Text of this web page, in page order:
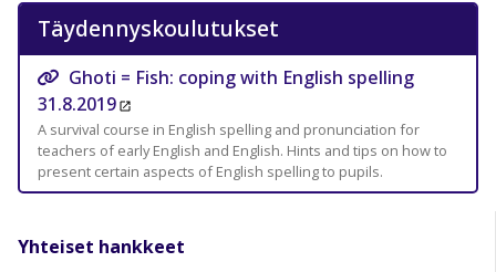
Täydennyskoulutukset
Ghoti = Fish: coping with English spelling
31.8.2019
A survival course in English spelling and pronunciation for
teachers of early English and English. Hints and tips on how to
present certain aspects of English spelling to pupils.
Yhteiset hankkeet